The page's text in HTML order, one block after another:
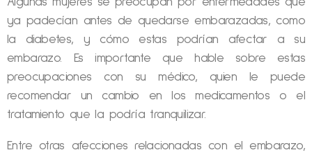
ya padecían antes de quedarse embarazadas, como
la diabetes, y cómo estas podrían afectar a su
embarazo. Es importante que hable sobre estas
preocupaciones con su médico, quien le puede
recomendar un cambio en los medicamentos o el
tratamiento que la podría tranquilizar.
Entre otras afecciones relacionadas con el embarazo,